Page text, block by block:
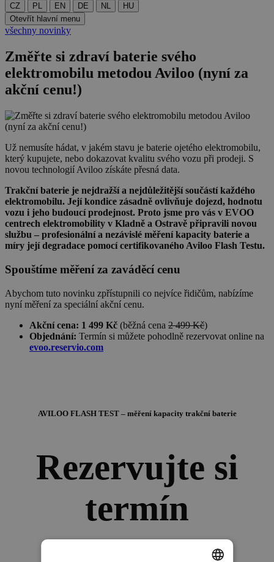
CZ
PL EN DE NL
HU
Otevřít hlavní menu
všechny novinky
Změřte si zdraví baterie svého
elektromobilu metodou Aviloo (nyní za
akční cenu!)
Už nemusíte hádat, v jakém stavu je baterie ojetého elektromobilu,
který kupujete, nebo dokazovat kvalitu svého vozu při prodeji. S
novou technologií Aviloo získáte přesná data.
Trakční baterie je nejdražší a nejdůležitější součástí každého
elektromobilu. Její kondice zásadně ovlivňuje dojezd, hodnotu
vozu i jeho budoucí prodejnost. Proto jsme pro vás v EVOO
centrech elektromobility v Kladně a Ostravě připravili novou
službu – profesionální a nezávislé měření kapacity baterie a
míry její degradace pomocí certifikovaného Aviloo Flash Testu.
Spouštíme měření za zaváděcí cenu
Abychom tuto novinku zpřístupnili co nejvíce řidičům, nabízíme
nyní měření za speciální akční cenu.
Akční cena: 1 499 Kč (běžná cena 2 499 Kč)
Objednání: Termín si můžete pohodlně rezervovat online na
evoo.reservio.com
AVILOO FLASH TEST – měření kapacity trakční baterie
Rezervujte si
termín